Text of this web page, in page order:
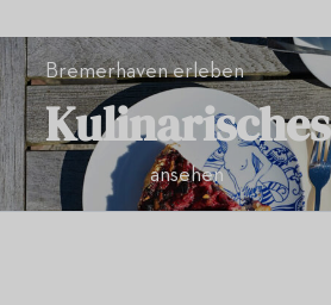
Bremerhaven erleben
Kulinarisches
ansehen